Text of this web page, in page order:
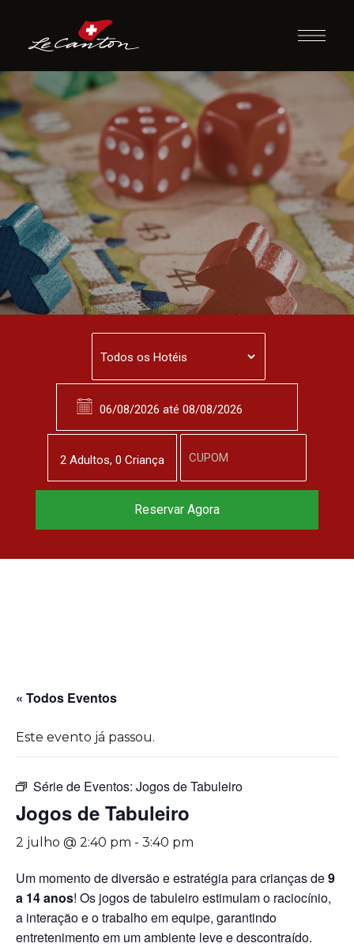
Jogos de
Tabuleiro
« Todos Eventos
Este evento já passou.
Série de Eventos: Jogos de Tabuleiro
Jogos de Tabuleiro
2 julho @ 2:40 pm - 3:40 pm
Um momento de diversão e estratégia para crianças de9
a 14 anos! Os jogos de tabuleiro estimulam o raciocínio,
a interação e o trabalho em equipe, garantindo
entretenimento em um ambiente leve e descontraído.
2 Adultos, 0 Criança
Reservar Agora